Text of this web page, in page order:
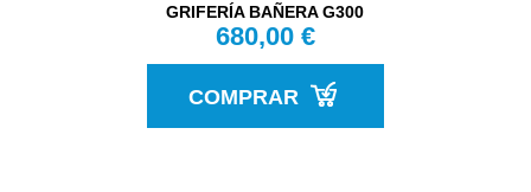
GRIFERÍA BAÑERA G300
680,00 €
COMPRAR